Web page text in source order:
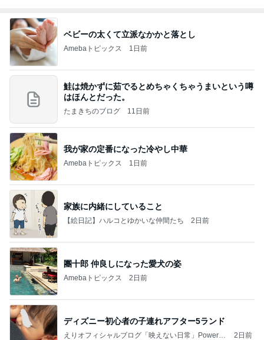
ベビーの太くて立派なかかと落とし
Amebaトピックス 1日前
鮭は焼かずに茹でるとめちゃくちゃうまいという噂
はほんとだった。
たまきちのブログ 11日前
我が家の定番になった冷やし中華
Amebaトピックス 1日前
家族に内緒にしていること
【絵日記】ハルコとゆかいな仲間たち 2日前
團十郎 仲良しになった愛犬の姿
Amebaトピックス 2日前
ディズニー初心者の子連れアフター5ランド
えりオフィシャルブログ「映えない日常」Powered 2日前